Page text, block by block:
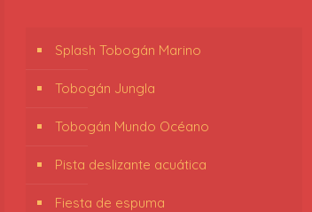
Splash Tobogán Marino
Tobogán Jungla
Tobogán Mundo Océano
Pista deslizante acuática
Fiesta de espuma